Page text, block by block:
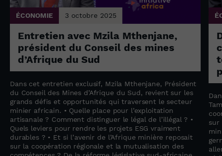
ÉCONOMIE 3 octobre 2025
Entretien avec Mzila Mthenjane,
président du Conseil des mines
d’Afrique du Sud
Dans cet entretien exclusif, Mzila Mthenjane, Président
du Conseil des Mines d’Afrique du Sud, revient sur les
grands défis et opportunités qui traversent le secteur
minier africain. • Quelle place pour l’exploitation
artisanale ? Comment distinguer le légal de l’illégal ? •
Quels leviers pour rendre les projets ESG vraiment
durables ? • Et si l’avenir de l’Afrique minière reposait
sur la coopération régionale et la mutualisation des
sur